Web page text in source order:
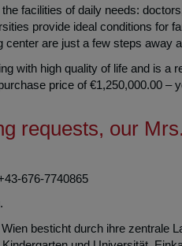
throughout Vienna. Whether
facilities of daily needs:
provide ideal conditions for
are just a few steps away
with high quality of life and is a
price of €1,250,000.00 –
requests, our